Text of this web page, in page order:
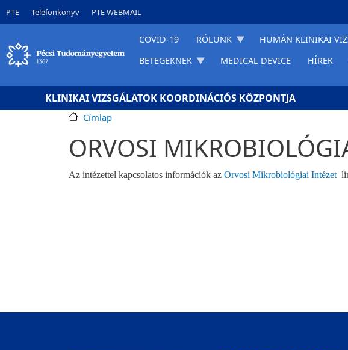
Ugrás a tartalomra
Gyorslinkek
PTE Telefonkönyv PTE WEBMAIL
COVID-19 RÓLUNK HUMÁN KLINIKAI
BETEGEKNEK
MEDICAL DEVICE HÍREK
KLINIKAI VIZSGÁLATOK KOORDINÁCIÓS KÖZPONTJA
Címlap
ORVOSI
Az intézettel kapcsolatos információk az Orvosi Mikrobiológiai Intézet